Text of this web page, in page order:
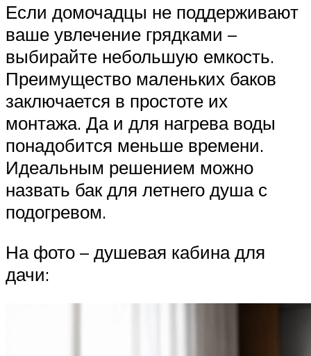
Если домочадцы не поддерживают
ваше увлечение грядками –
выбирайте небольшую емкость.
Преимущество маленьких баков
заключается в простоте их
монтажа. Да и для нагрева воды
понадобится меньше времени.
Идеальным решением можно
назвать бак для летнего душа с
подогревом.
На фото – душевая кабина для
дачи: